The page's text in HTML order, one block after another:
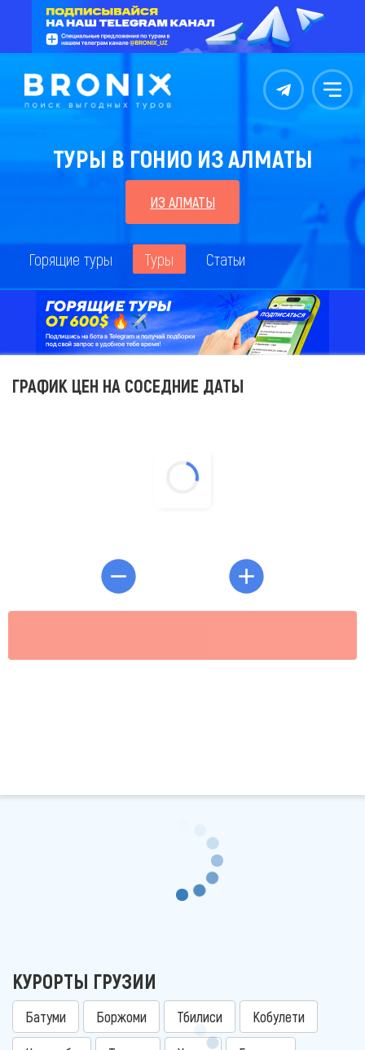
Контакты Меню
ТУРЫ В ГОНИО ИЗ АЛМАТЫ
ИЗ АЛМАТЫ
Горящие туры Туры Статьи
ГРАФИК ЦЕН НА СОСЕДНИЕ ДАТЫ
КУРОРТЫ ГРУЗИИ
Батуми Боржоми Тбилиси Кобулети